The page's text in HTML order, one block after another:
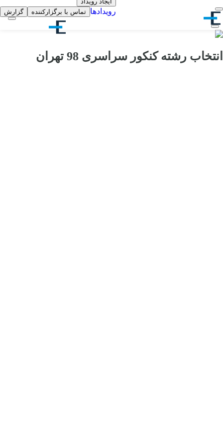
رویدادها تماس با برگزارکننده گزارش
انتخاب رشته کنکور سراسری 98 تهران